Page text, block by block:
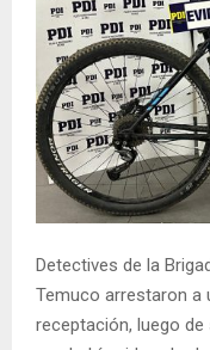
M
E
UDetectives de la
Temuco arrestaron a
receptación, luego